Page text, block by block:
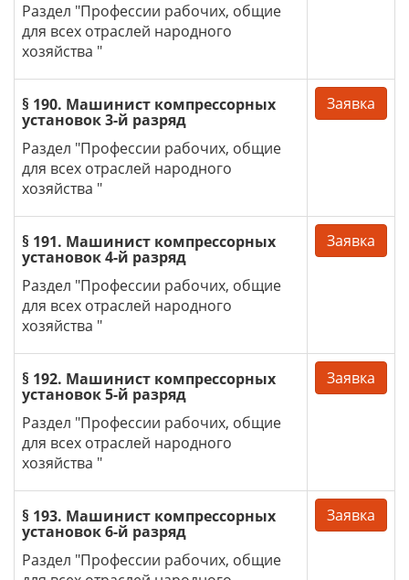
Раздел "Профессии рабочих, общие
для всех отраслей народного
хозяйства "
§ 190. Машинист компрессорных
установок 3-й разряд
Раздел "Профессии рабочих, общие
для всех отраслей народного
хозяйства "
Заявка
§ 191. Машинист компрессорных
установок 4-й разряд
Раздел "Профессии рабочих, общие
для всех отраслей народного
хозяйства "
Заявка
§ 192. Машинист компрессорных
установок 5-й разряд
Раздел "Профессии рабочих, общие
для всех отраслей народного
хозяйства "
Заявка
§ 193. Машинист компрессорных
установок 6-й разряд
Раздел "Профессии рабочих, общие
Заявка